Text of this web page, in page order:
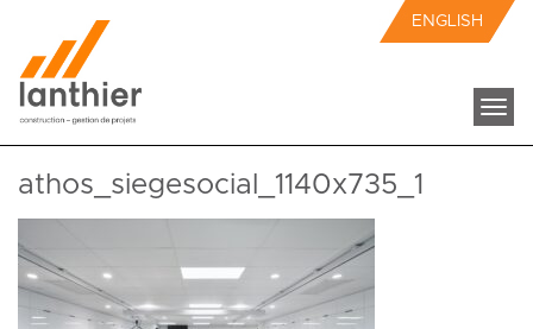
ENGLISH
athos_siegesocial_1140x735_1